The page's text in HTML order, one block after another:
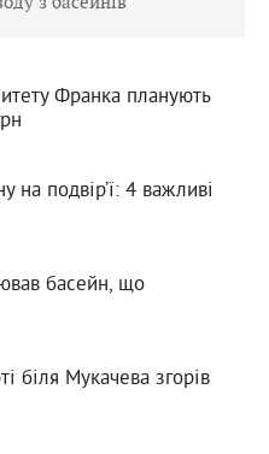
Франка планують
на подвір’ї: 4 важливі
басейн, що
біля Мукачева згорів